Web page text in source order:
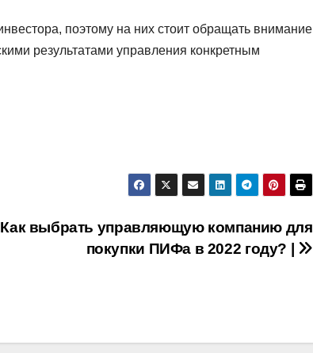
поэтому на них стоит обращать внимание
результатами управления конкретным
Как выбрать управляющую компанию для
покупки ПИФа в 2022 году? |